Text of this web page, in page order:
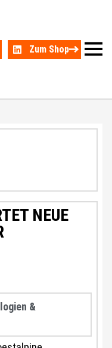
Zum Shop
NEUE
&